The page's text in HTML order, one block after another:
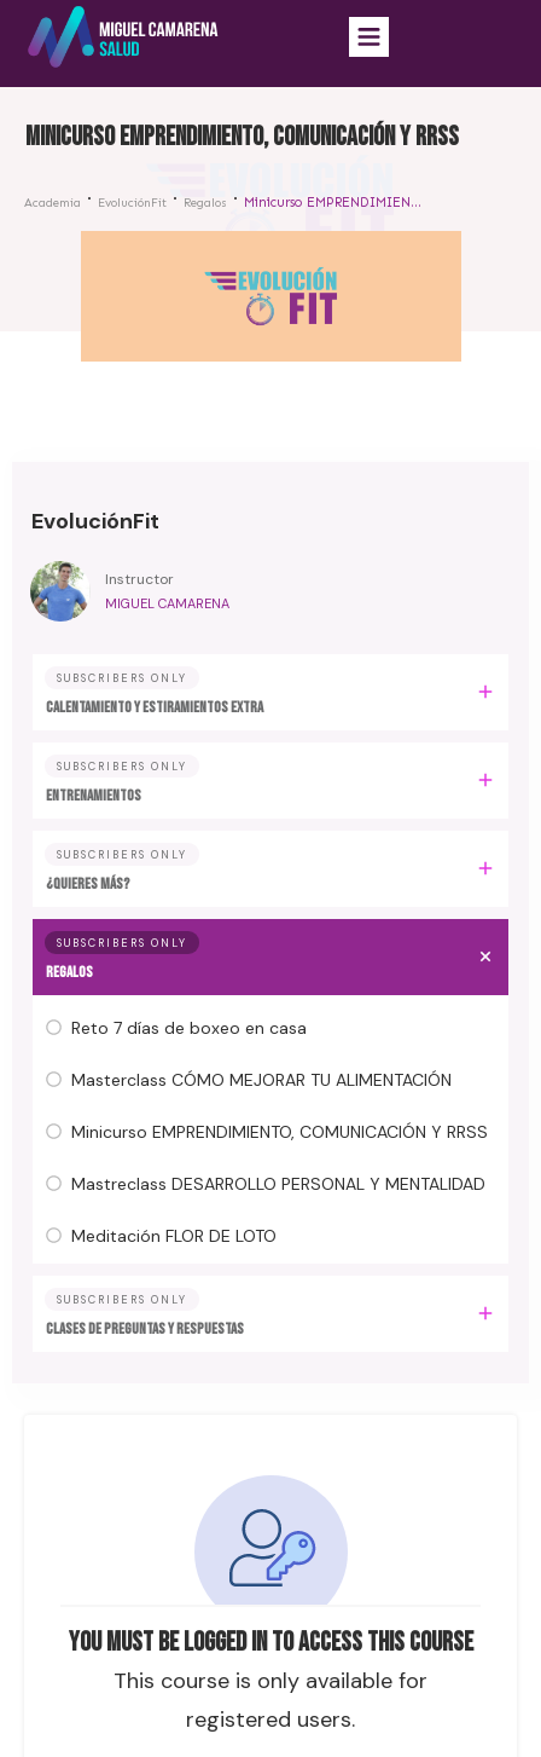
Minicurso EMPRENDIMIENTO, COMUNICACIÓN Y RRSS
Academia EvoluciónFit Regalos Minicurso EMPRENDIMIENTO, COMUNICACIÓN Y RRSS
You must be logged in to access this course
This course is only available for
registered users.
EvoluciónFit
Instructor
MIGUEL CAMARENA
SUBSCRIBERS ONLY
Calentamiento y estiramientos extra
SUBSCRIBERS ONLY
Entrenamientos
SUBSCRIBERS ONLY
¿Quieres más?
SUBSCRIBERS ONLY
Regalos
Reto 7 días de boxeo en casa
Masterclass CÓMO MEJORAR TU ALIMENTACIÓN
Minicurso EMPRENDIMIENTO, COMUNICACIÓN Y RRSS
Mastreclass DESARROLLO PERSONAL Y MENTALIDAD
Meditación FLOR DE LOTO
SUBSCRIBERS ONLY
Clases de preguntas y respuestas